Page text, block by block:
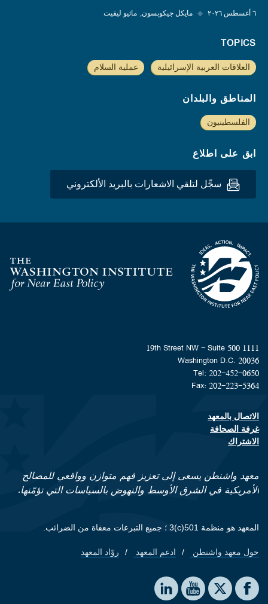
٦ أغسطس ٢٠٢٦ ◆ مايكل جيكوبسون ماثيو ليفيت
TOPICS
العلاقات العربية الإسرائيلية عملية السلام
المناطق والبلدان
الفلسطينيون
ابق على اطلاع
سجِّل لتلقي الاشعارات بالبريد الألكتروني
Homepage
1111 19th Street NW - Suite 500
Washington D.C. 20036
Tel: 202-452-0650
Fax: 202-223-5364
Footer contact links
الاتصال بالمعهد
غرفة الصحافة
الاشتراك
معهد واشنطن يسعى إلى تعزيز فهم متوازن وواقعي للمصالح
الأمريكية في الشرق الأوسط والنهوض بالسياسات التي تؤمّنها.
المعهد هو منظمة 501(c)3 ؛ جميع التبرعات معفاة من الضرائب.
Footer quick links
حول معهد واشنطن ادعم المعهد روّاد المعهد
Social media
The Washington Institute on Facebook
The Washington Institute on X
The Washington Institute on YouTube
The Washington Institute on LinkedIn